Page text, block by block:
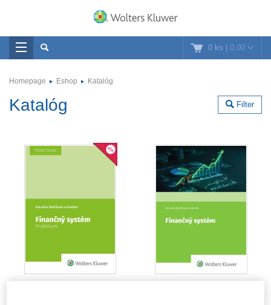
0 ks | 0,00
Homepage Eshop Katalóg
Filter
Katalóg